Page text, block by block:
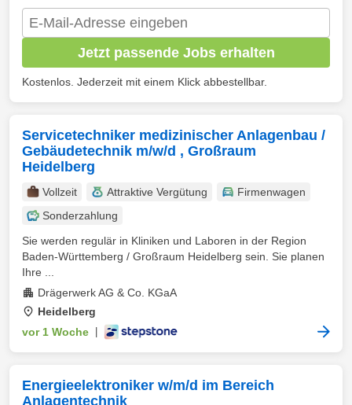
Jetzt passende Jobs erhalten
Kostenlos. Jederzeit mit einem Klick abbestellbar.
Servicetechniker medizinischer Anlagenbau /
Gebäudetechnik m/w/d , Großraum
Heidelberg
Vollzeit Attraktive Vergütung
Firmenwagen
Sonderzahlung
Sie werden regulär in Kliniken und Laboren in der Region
Baden-Württemberg / Großraum Heidelberg sein. Sie planen
Ihre ...
Drägerwerk AG & Co. KGaA
Heidelberg
vor 1 Woche
Energieelektroniker w/m/d im Bereich
Anlagentechnik